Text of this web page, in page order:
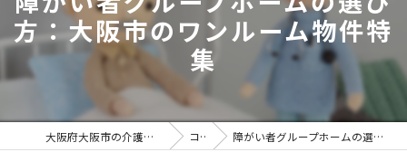
方：大阪市のワンルーム物件特
集
大阪府大阪市の介護施設なら株式会社CONNECT コラム 障がい者グループホームの選び方：大阪市のワンルーム物件特集